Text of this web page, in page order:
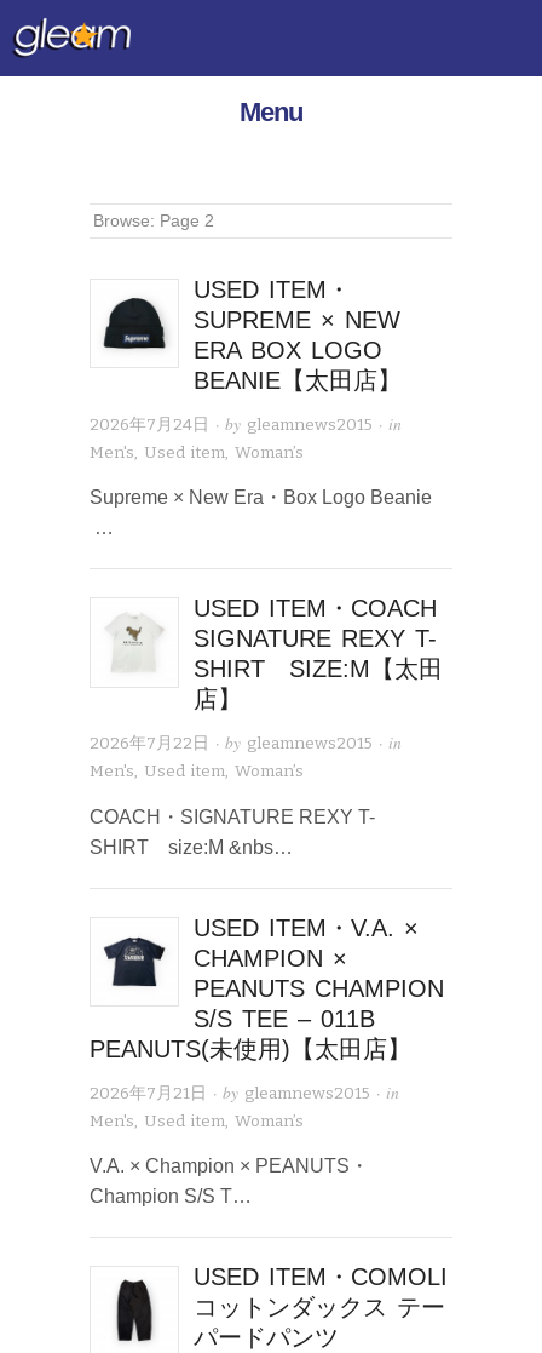
Menu
Browse: Page 2
USED ITEM・
SUPREME × NEW
ERA BOX LOGO
BEANIE【太田店】
2026年7月24日 · by gleamnews2015 · in
Men's, Used item, Woman’s
Supreme × New Era・Box Logo Beanie
…
USED ITEM・COACH
SIGNATURE REXY T-
SHIRT SIZE:M【太田
店】
2026年7月22日 · by gleamnews2015 · in
Men's, Used item, Woman’s
COACH・SIGNATURE REXY T-
SHIRT size:M &nbs…
USED ITEM・V.A. ×
CHAMPION ×
PEANUTS CHAMPION
S/S TEE – 011B
PEANUTS(未使用)【太田店】
2026年7月21日 · by gleamnews2015 · in
Men's, Used item, Woman’s
V.A. × Champion × PEANUTS・
Champion S/S T…
USED ITEM・COMOLI
コットンダックス テー
パードパンツ